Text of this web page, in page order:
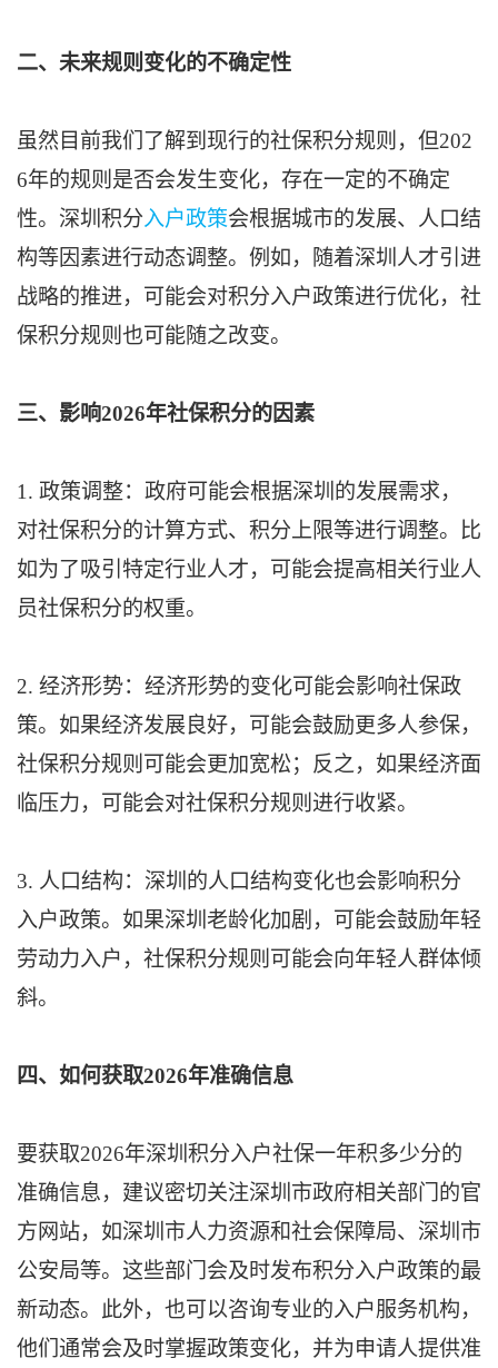
二、未来规则变化的不确定性
虽然目前我们了解到现行的社保积分规则，但202
6年的规则是否会发生变化，存在一定的不确定
性。深圳积分入户政策会根据城市的发展、人口结
构等因素进行动态调整。例如，随着深圳人才引进
战略的推进，可能会对积分入户政策进行优化，社
保积分规则也可能随之改变。
三、影响2026年社保积分的因素
1. 政策调整：政府可能会根据深圳的发展需求，
对社保积分的计算方式、积分上限等进行调整。比
如为了吸引特定行业人才，可能会提高相关行业人
员社保积分的权重。
2. 经济形势：经济形势的变化可能会影响社保政
策。如果经济发展良好，可能会鼓励更多人参保，
社保积分规则可能会更加宽松；反之，如果经济面
临压力，可能会对社保积分规则进行收紧。
3. 人口结构：深圳的人口结构变化也会影响积分
入户政策。如果深圳老龄化加剧，可能会鼓励年轻
劳动力入户，社保积分规则可能会向年轻人群体倾
斜。
四、如何获取2026年准确信息
要获取2026年深圳积分入户社保一年积多少分的
准确信息，建议密切关注深圳市政府相关部门的官
方网站，如深圳市人力资源和社会保障局、深圳市
公安局等。这些部门会及时发布积分入户政策的最
新动态。此外，也可以咨询专业的入户服务机构，
他们通常会及时掌握政策变化，并为申请人提供准